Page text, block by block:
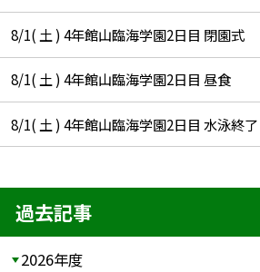
8/1( 土 ) 4年館山臨海学園2日目 閉園式
8/1( 土 ) 4年館山臨海学園2日目 昼食
8/1( 土 ) 4年館山臨海学園2日目 水泳終了
過去記事
2026年度